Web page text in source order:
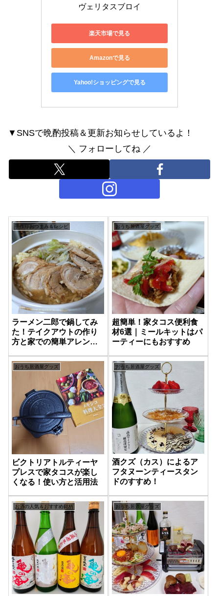
ヴェリタスブロイ
楽天市場で見る
Amazonで見る
Yahoo!ショッピングで見る
▼SNSで晩酌投稿＆更新お知らせしているよ！
＼ フォローしてね ／
手作りおつまみ＆レシピ
ラーメン二郎で鍋してみ
た！テイクアウトの作り
方と家での簡単アレンジ
おうち居酒屋グッズ
超簡単！家タコス便利食
材6選｜ミールキットはパ
ーティーにもおすすめ
おうち居酒屋グッズ
ビクトリアトルティーヤ
プレスで家タコスが楽し
くなる！使い方と活用法
おうち居酒屋グッズ
酒クズ（カス）によるア
フタヌーンティースタン
ドのすすめ！
おうち居酒屋グッズ
お酒の人気＆おすすめ銘柄